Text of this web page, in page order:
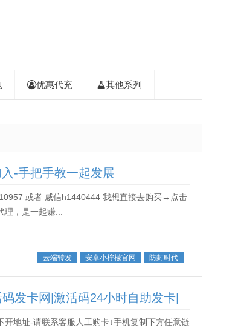
优惠代充 其他系列
-手把手教一起发展
信h1440444 我想直接去购买→点击
，是一起赚...
云端转发 安卓小柠檬官网 防封时代
发卡网|激活码24小时自助发卡|
地址-请联系客服人工购卡↓手机复制下方任意链